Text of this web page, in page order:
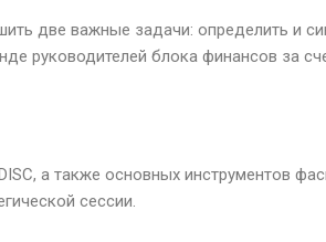
две важные задачи: определить и
руководителей блока финансов за
а также основных инструментов
сессии.